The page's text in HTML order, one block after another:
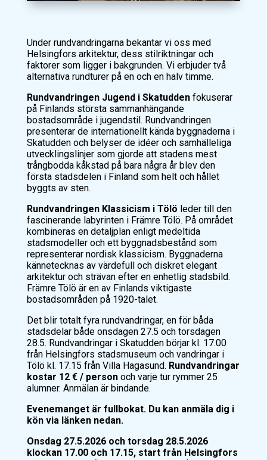
Under rundvandringarna bekantar vi oss med
Helsingfors arkitektur, dess stilriktningar och
faktorer som ligger i bakgrunden. Vi erbjuder två
alternativa rundturer på en och en halv timme.
Rundvandringen Jugend i Skatudden fokuserar
på Finlands största sammanhängande
bostadsområde i jugendstil. Rundvandringen
presenterar de internationellt kända byggnaderna i
Skatudden och belyser de idéer och samhälleliga
utvecklingslinjer som gjorde att stadens mest
trångbodda kåkstad på bara några år blev den
första stadsdelen i Finland som helt och hållet
byggts av sten.
Rundvandringen Klassicism i Tölö leder till den
fascinerande labyrinten i Främre Tölö. På området
kombineras en detaljplan enligt medeltida
stadsmodeller och ett byggnadsbestånd som
representerar nordisk klassicism. Byggnaderna
kännetecknas av värdefull och diskret elegant
arkitektur och strävan efter en enhetlig stadsbild.
Främre Tölö är en av Finlands viktigaste
bostadsområden på 1920-talet.
Det blir totalt fyra rundvandringar, en för båda
stadsdelar både onsdagen 27.5 och torsdagen
28.5. Rundvandringar i Skatudden börjar kl. 17.00
från Helsingfors stadsmuseum och vandringar i
Tölö kl. 17.15 från Villa Hagasund. Rundvandringar
kostar 12 € / personoch varje tur rymmer 25
alumner. Anmälan är bindande.
Evenemanget är fullbokat. Du kan anmäla dig i
kön via länken nedan.
Onsdag 27.5.2026 och torsdag 28.5.2026
klockan 17.00 och 17.15, start från Helsingfors